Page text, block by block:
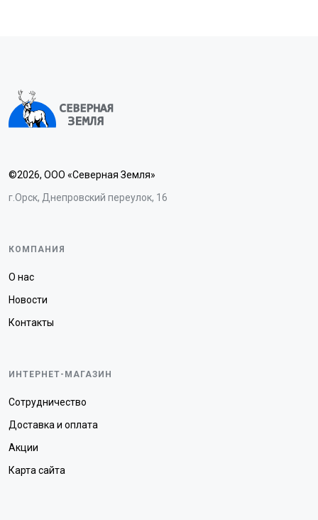
©2026, ООО «Северная Земля»
г.Орск, Днепровский переулок, 16
КОМПАНИЯ
О нас
Новости
Контакты
ИНТЕРНЕТ-МАГАЗИН
Сотрудничество
Доставка и оплата
Акции
Карта сайта